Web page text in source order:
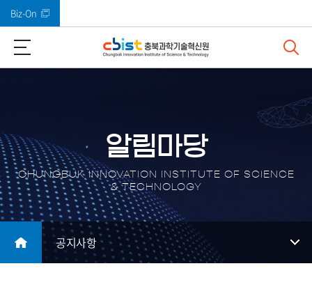
Biz-On
알림마당
CHUNGBUK INNOVATION INSTITUTE OF SCIENCE
& TECHNOLOGY
공지사항